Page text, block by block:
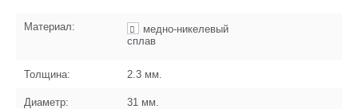
Материал:
медно-никелевый
сплав
Толщина: 2.3 мм.
Диаметр: 31 мм.